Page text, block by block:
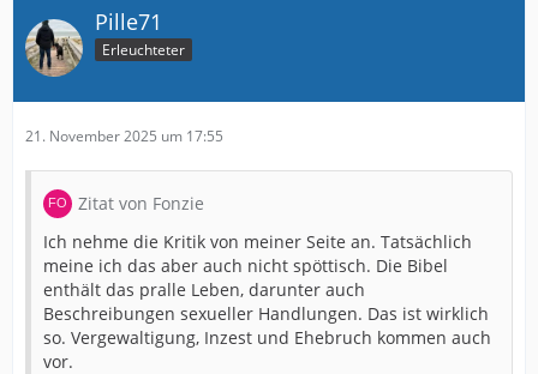
Pille71
Erleuchteter
21. November 2025 um 17:55
Zitat von Fonzie
Ich nehme die Kritik von meiner Seite an. Tatsächlich
meine ich das aber auch nicht spöttisch. Die Bibel
enthält das pralle Leben, darunter auch
Beschreibungen sexueller Handlungen. Das ist wirklich
so. Vergewaltigung, Inzest und Ehebruch kommen auch
vor.